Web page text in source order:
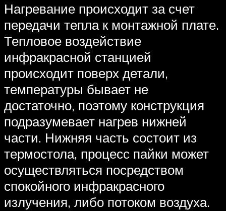
Нагревание происходит за счет
передачи тепла к монтажной плате.
Тепловое воздействие
инфракрасной станцией
происходит поверх детали,
температуры бывает не
достаточно, поэтому конструкция
подразумевает нагрев нижней
части. Нижняя часть состоит из
термостола, процесс пайки может
осуществляться посредством
спокойного инфракрасного
излучения, либо потоком воздуха.